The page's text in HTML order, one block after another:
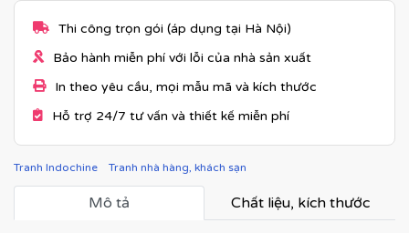
Thi công trọn gói (áp dụng tại Hà Nội)
Bảo hành miễn phí với lỗi của nhà sản xuất
In theo yêu cầu, mọi mẫu mã và kích thước
Hỗ trợ 24/7 tư vấn và thiết kế miễn phí
Tranh Indochine Tranh nhà hàng, khách sạn
Mô tả Chất liệu, kích thước